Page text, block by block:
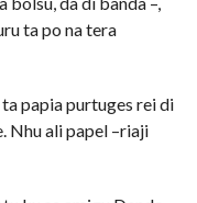
ta po na tera
papia purtuges rei di
Nhu ali papel –riaji